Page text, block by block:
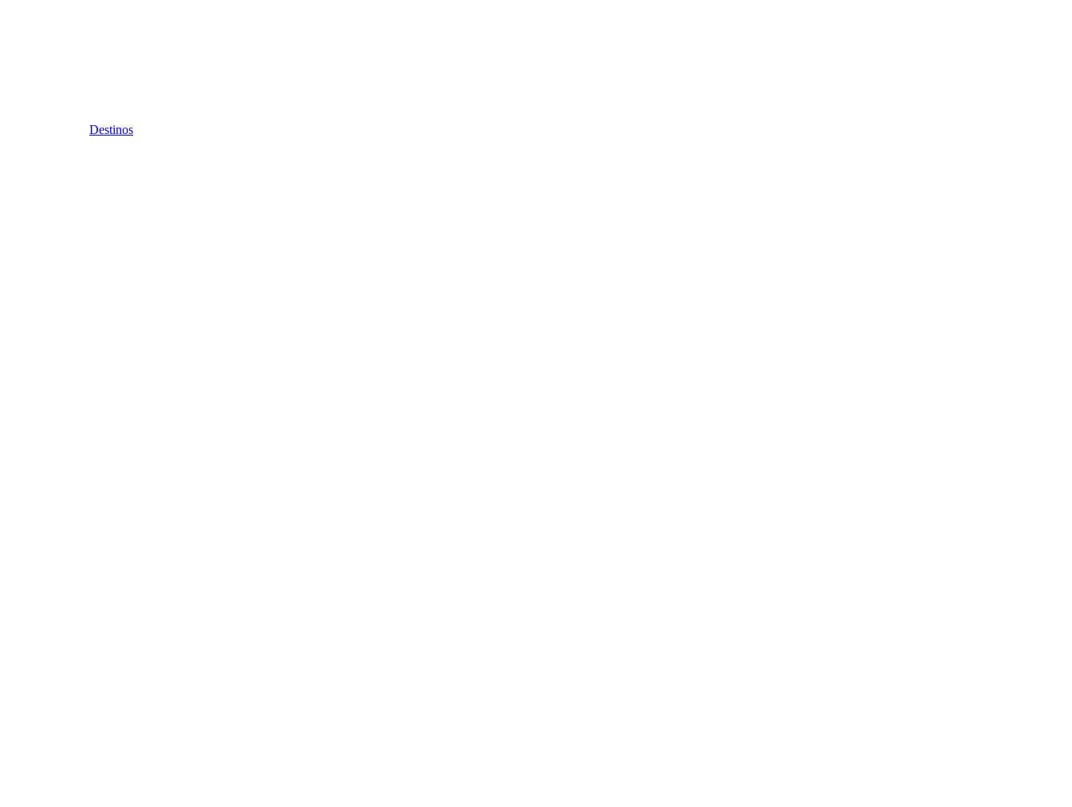
Destinos